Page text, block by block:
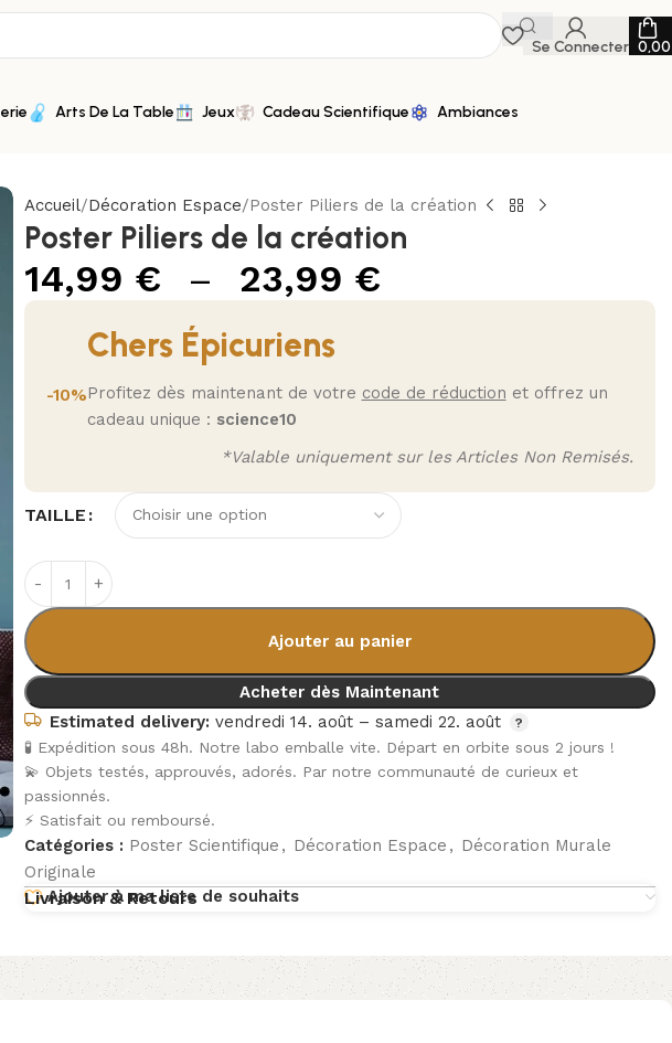
Se Connecter
Arts De La Table Jeux Cadeau Scientifique Ambiances
Accueil Décoration Espace Poster Piliers de la création
Poster Piliers de la création
14,99 € – 23,99 €
-10%
Chers Épicuriens
Profitez dès maintenant de votre code de réduction et offrez un
cadeau unique : science10
*Valable uniquement sur les Articles Non Remisés.
TAILLE
Ajouter au panier
Acheter dès Maintenant
Estimated delivery: vendredi 14. août – samedi 22. août
🧪 Expédition sous 48h. Notre labo emballe vite. Départ en orbite sous 2 jours !
💫 Objets testés, approuvés, adorés. Par notre communauté de curieux et
passionnés.
⚡ Satisfait ou remboursé.
Catégories : Poster Scientifique , Décoration Espace , Décoration Murale
Originale
Ajouter à ma liste de souhaits
Livraison & Retours